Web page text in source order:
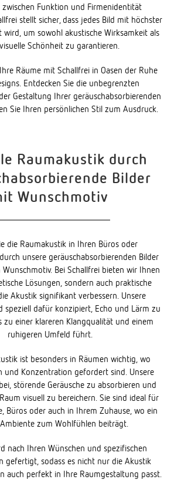
zwischen Funktion und Firmenidentität
stellt sicher, dass jedes Bild mit höchster
um sowohl akustische Wirksamkeit als
Schönheit zu garantieren.
Räume mit Schallfrei in Oasen der Ruhe
Entdecken Sie die unbegrenzten
Gestaltung Ihrer geräuschabsorbierenden
Sie Ihren persönlichen Stil zum Ausdruck.
Raumakustik durch
Bilder
Wunschmotiv
die Raumakustik in Ihren Büros oder
unsere geräuschabsorbierenden Bilder
Bei Schallfrei bieten wir Ihnen
Lösungen, sondern auch praktische
Akustik signifikant verbessern. Unsere
speziell dafür konzipiert, Echo und Lärm zu
zu einer klareren Klangqualität und einem
ruhigeren Umfeld führt.
ist besonders in Räumen wichtig, wo
und Konzentration gefordert sind. Unsere
störende Geräusche zu absorbieren und
visuell zu bereichern. Sie sind ideal für
Büros oder auch in Ihrem Zuhause, wo ein
zum Wohlfühlen beiträgt.
nach Ihren Wünschen und spezifischen
gefertigt, sodass es nicht nur die Akustik
auch perfekt in Ihre Raumgestaltung passt.